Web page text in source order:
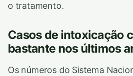
o tratamento.
Casos de intoxicação
bastante nos últimos
Os números do Sistema